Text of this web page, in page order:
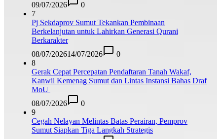
09/07/2026
0
7
Pj Sekdaprov Sumut Tekankan Pembinaan
Berkelanjutan untuk Lahirkan Generasi Qurani
Berkarakter
08/07/202614/07/2026
0
8
Gerak Cepat Percepatan Pendaftaran Tanah Wakaf,
Kanwil Kemenag Sumut dan Lintas Instansi Bahas Draf
MoU
08/07/2026
0
9
Cegah Nelayan Melintas Batas Perairan, Pemprov
Sumut Siapkan Tiga Langkah Strategis